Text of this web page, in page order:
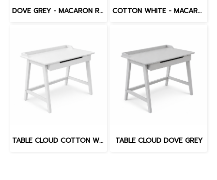
DOVE GREY - MACARON ROUND TABLE COTTON WHITE - MACARON ROUND TABLE
TABLE CLOUD COTTON WHITE TABLE CLOUD DOVE GREY